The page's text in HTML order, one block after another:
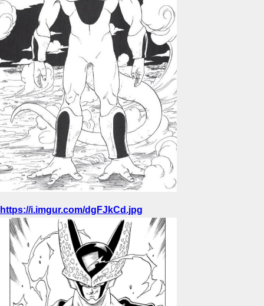
https://i.imgur.com/dgFJkCd.jpg